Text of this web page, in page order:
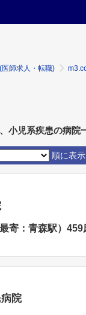
師求人・転職)
小児系疾患の病院
順に表示
寄：青森駅）459
院